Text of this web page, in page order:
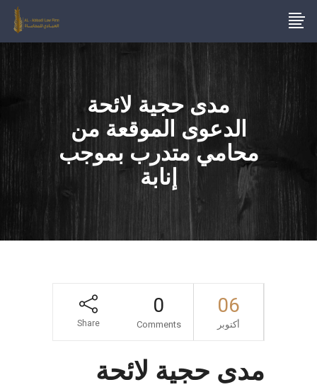
مدى حجية لائحة
الدعوى الموقعة من
محامي متدرب بموجب
إنابة
06
أكتوبر
0
Comments
Share
مدى حجية لائحة